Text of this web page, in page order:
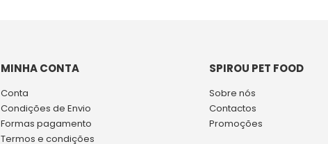
MINHA CONTA
Conta
Condições de Envio
Formas pagamento
Termos e condições
SPIROU PET FOOD
Sobre nós
Contactos
Promoções